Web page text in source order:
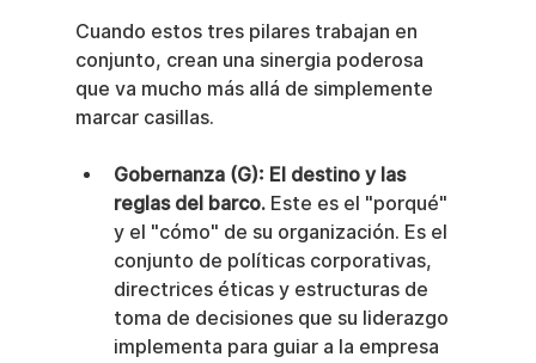
Cuando estos tres pilares trabajan en
conjunto, crean una sinergia poderosa
que va mucho más allá de simplemente
marcar casillas.
Gobernanza (G): El destino y las
reglas del barco. Este es el "porqué"
y el "cómo" de su organización. Es el
conjunto de políticas corporativas,
directrices éticas y estructuras de
toma de decisiones que su liderazgo
implementa para guiar a la empresa